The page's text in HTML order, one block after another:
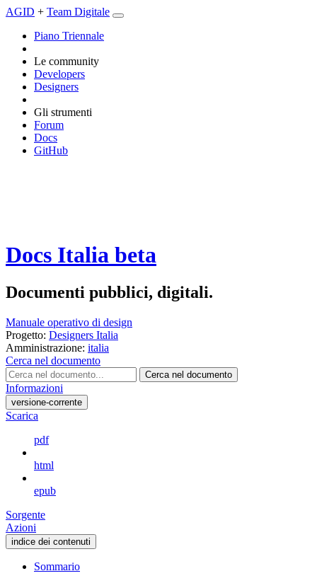
AGID + Team Digitale
Piano Triennale
Le community
Developers
Designers
Gli strumenti
Forum
Docs
GitHub
Docs Italia beta
Documenti pubblici, digitali.
Manuale operativo di design
Progetto: Designers Italia
Amministrazione: italia
Cerca nel documento
Cerca nel documento
Informazioni
versione-corrente
Scarica
pdf
html
epub
Sorgente
Azioni
indice dei contenuti
Sommario